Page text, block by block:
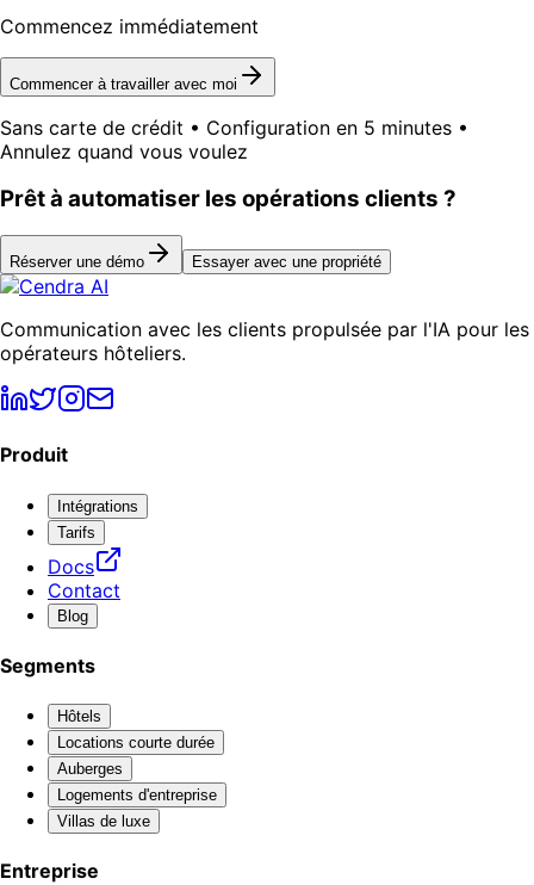
Commencez immédiatement
Commencer à travailler avec moi
Sans carte de crédit • Configuration en 5 minutes •
Annulez quand vous voulez
Prêt à automatiser les opérations clients ?
Réserver une démo Essayer avec une propriété
Communication avec les clients propulsée par l'IA pour les
opérateurs hôteliers.
Produit
Intégrations
Tarifs
Docs
Contact
Blog
Segments
Hôtels
Locations courte durée
Auberges
Logements d'entreprise
Villas de luxe
Entreprise